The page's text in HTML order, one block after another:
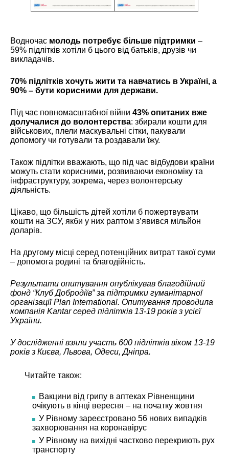
Водночас молодь потребує більше підтримки –
59% підлітків хотіли б цього від батьків, друзів чи
викладачів.
70% підлітків хочуть жити та навчатись в Україні, а
90% – бути корисними для держави.
Під час повномасштабної війни 43% опитаних вже
долучалися до волонтерства: збирали кошти для
військових, плели маскувальні сітки, пакували
допомогу чи готували та роздавали їжу.
Також підлітки вважають, що під час відбудови країни
можуть стати корисними, розвиваючи економіку та
інфраструктуру, зокрема, через волонтерську
діяльність.
Цікаво, що більшість дітей хотіли б пожертвувати
кошти на ЗСУ, якби у них раптом з’явився мільйон
доларів.
На другому місці серед потенційних витрат такої суми
– допомога родині та благодійність.
Результати опитування опублікував благодійний
фонд “Клуб Добродіїв” за підтримки гуманітарної
організації Plan International. Опитування проводила
компанія Kantar серед підлітків 13-19 років з усієї
України.
У дослідженні взяли участь 600 підлітків віком 13-19
років з Києва, Львова, Одеси, Дніпра.
Читайте також:
Вакцини від грипу в аптеках Рівненщини
очікують в кінці вересня – на початку жовтня
У Рівному зареєстровано 56 нових випадків
захворювання на коронавірус
У Рівному на вихідні частково перекриють рух
транспорту